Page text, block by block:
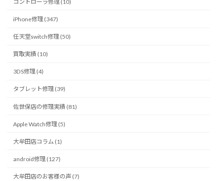
コントローラ修理 (10)
iPhone修理 (347)
任天堂switch修理 (50)
買取実績 (10)
3DS修理 (4)
タブレット修理 (39)
佐世保店の修理実績 (81)
Apple Watch修理 (5)
大牟田店コラム (1)
android修理 (127)
大牟田店のお客様の声 (7)